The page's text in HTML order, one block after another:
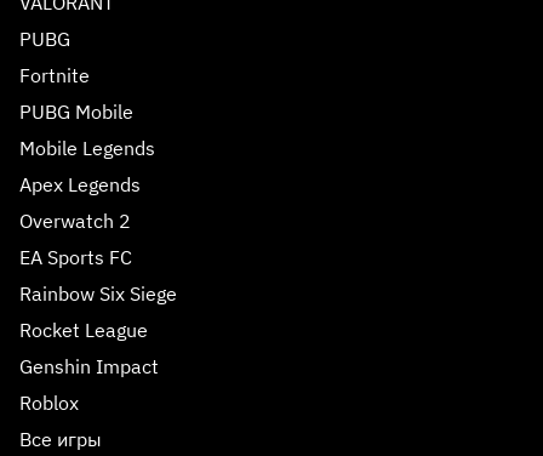
PUBG
Fortnite
PUBG Mobile
Mobile Legends
Apex Legends
Overwatch 2
EA Sports FC
Rainbow Six Siege
Rocket League
Genshin Impact
Roblox
Все игры